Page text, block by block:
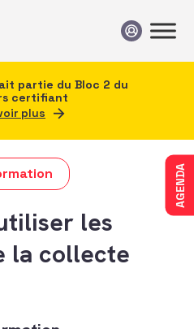
AGENDA
partie du Bloc 2 du
certifiant
plus
les
la collecte